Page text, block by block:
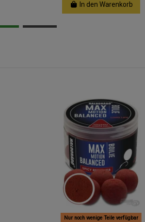
In den Warenkorb
Nur noch wenige Teile verfügbar